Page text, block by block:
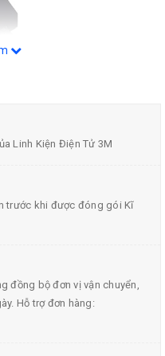
TO-220
Linh Kiện Điện Tử 3M
trước khi được đóng gói Kĩ
đồng bộ đơn vị vận chuyển,
Hỗ trợ đơn hàng: